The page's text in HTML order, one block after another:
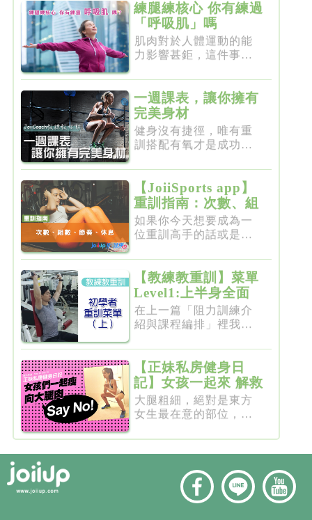
練腿練核心 你有練過
「呼吸肌」嗎
肌肉對於人體運動的能
力影響甚鉅，這件事一
一週課表，讓你擁有
完美身材
健身沒有捷徑，唯有重
訓搭配有氧才是成功的
【JoiiSports app】
重訓指南：次數、組
數、節奏、休息
如果你今天想要成為一
位重訓高手的話或是想
【教練教重訓】菜單
Level1:上半身全面
增肌雕塑
在上一篇「阻力訓練介
紹與課程編排」裡我們
【正妹私房健身日
記】女孩一起來 解救
粗大腿
大腿粗細，絕對是東方
女生最在意的部位，彷